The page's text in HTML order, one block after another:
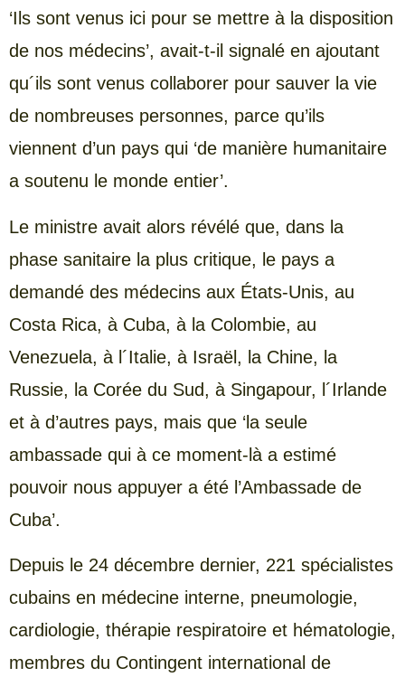
‘Ils sont venus ici pour se mettre à la disposition
de nos médecins’, avait-t-il signalé en ajoutant
qu´ils sont venus collaborer pour sauver la vie
de nombreuses personnes, parce qu’ils
viennent d’un pays qui ‘de manière humanitaire
a soutenu le monde entier’.
Le ministre avait alors révélé que, dans la
phase sanitaire la plus critique, le pays a
demandé des médecins aux États-Unis, au
Costa Rica, à Cuba, à la Colombie, au
Venezuela, à l´Italie, à Israël, la Chine, la
Russie, la Corée du Sud, à Singapour, l´Irlande
et à d’autres pays, mais que ‘la seule
ambassade qui à ce moment-là a estimé
pouvoir nous appuyer a été l’Ambassade de
Cuba’.
Depuis le 24 décembre dernier, 221 spécialistes
cubains en médecine interne, pneumologie,
cardiologie, thérapie respiratoire et hématologie,
membres du Contingent international de